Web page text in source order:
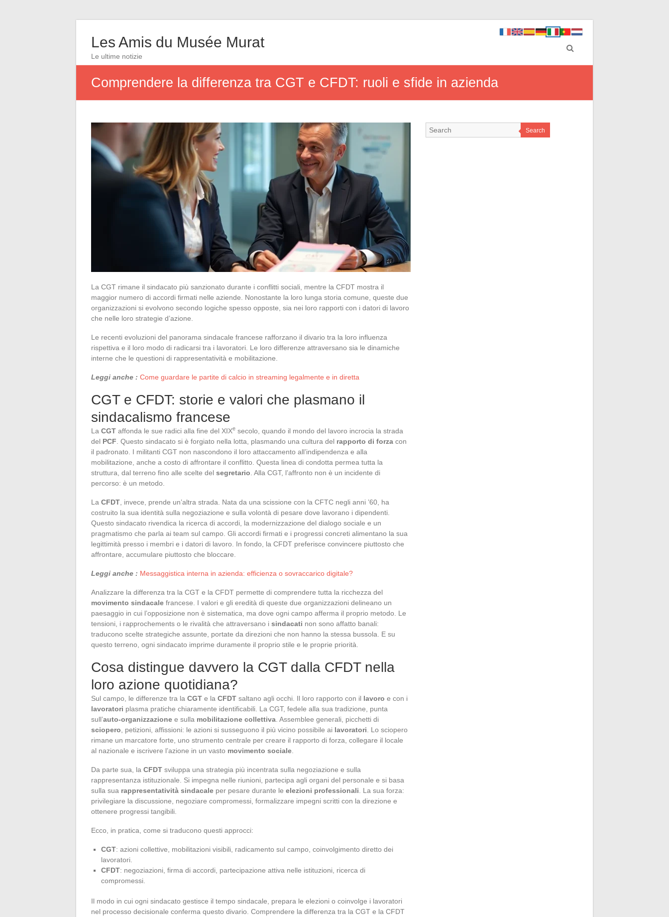
Les Amis du Musée Murat
Le ultime notizie
Comprendere la differenza tra CGT e CFDT: ruoli e sfide in azienda
La CGT rimane il sindacato più sanzionato durante i conflitti sociali, mentre la CFDT mostra il
maggior numero di accordi firmati nelle aziende. Nonostante la loro lunga storia comune, queste due
organizzazioni si evolvono secondo logiche spesso opposte, sia nei loro rapporti con i datori di lavoro
che nelle loro strategie d’azione.
Le recenti evoluzioni del panorama sindacale francese rafforzano il divario tra la loro influenza
rispettiva e il loro modo di radicarsi tra i lavoratori. Le loro differenze attraversano sia le dinamiche
interne che le questioni di rappresentatività e mobilitazione.
Leggi anche : Come guardare le partite di calcio in streaming legalmente e in diretta
CGT e CFDT: storie e valori che plasmano il
sindacalismo francese
La CGT affonda le sue radici alla fine del XIXe secolo, quando il mondo del lavoro incrocia la strada
del PCF . Questo sindacato si è forgiato nella lotta, plasmando una cultura del rapporto di forza con
il padronato. I militanti CGT non nascondono il loro attaccamento all’indipendenza e alla
mobilitazione, anche a costo di affrontare il conflitto. Questa linea di condotta permea tutta la
struttura, dal terreno fino alle scelte del segretario . Alla CGT, l’affronto non è un incidente di
percorso: è un metodo.
La CFDT , invece, prende un’altra strada. Nata da una scissione con la CFTC negli anni ’60, ha
costruito la sua identità sulla negoziazione e sulla volontà di pesare dove lavorano i dipendenti.
Questo sindacato rivendica la ricerca di accordi, la modernizzazione del dialogo sociale e un
pragmatismo che parla ai team sul campo. Gli accordi firmati e i progressi concreti alimentano la sua
legittimità presso i membri e i datori di lavoro. In fondo, la CFDT preferisce convincere piuttosto che
affrontare, accumulare piuttosto che bloccare.
Leggi anche : Messaggistica interna in azienda: efficienza o sovraccarico digitale?
Analizzare la differenza tra la CGT e la CFDT permette di comprendere tutta la ricchezza del
movimento sindacale francese. I valori e gli eredità di queste due organizzazioni delineano un
paesaggio in cui l’opposizione non è sistematica, ma dove ogni campo afferma il proprio metodo. Le
tensioni, i rapprochements o le rivalità che attraversano i sindacati non sono affatto banali:
traducono scelte strategiche assunte, portate da direzioni che non hanno la stessa bussola. E su
questo terreno, ogni sindacato imprime duramente il proprio stile e le proprie priorità.
Cosa distingue davvero la CGT dalla CFDT nella
loro azione quotidiana?
Sul campo, le differenze tra la CGT e la CFDT saltano agli occhi. Il loro rapporto con il lavoro e con i
lavoratori plasma pratiche chiaramente identificabili. La CGT, fedele alla sua tradizione, punta
sull’auto-organizzazione e sulla mobilitazione collettiva . Assemblee generali, picchetti di
sciopero , petizioni, affissioni: le azioni si susseguono il più vicino possibile ai lavoratori . Lo sciopero
rimane un marcatore forte, uno strumento centrale per creare il rapporto di forza, collegare il locale
al nazionale e iscrivere l’azione in un vasto movimento sociale
Da parte sua, la CFDT sviluppa una strategia più incentrata sulla negoziazione e sulla
rappresentanza istituzionale. Si impegna nelle riunioni, partecipa agli organi del personale e si basa
sulla sua rappresentatività sindacale per pesare durante le elezioni professionali . La sua forza:
privilegiare la discussione, negoziare compromessi, formalizzare impegni scritti con la direzione e
ottenere progressi tangibili.
Ecco, in pratica, come si traducono questi approcci:
CGT: azioni collettive, mobilitazioni visibili, radicamento sul campo, coinvolgimento diretto dei
lavoratori.
CFDT: negoziazioni, firma di accordi, partecipazione attiva nelle istituzioni, ricerca di
compromessi.
Il modo in cui ogni sindacato gestisce il tempo sindacale, prepara le elezioni o coinvolge i lavoratori
nel processo decisionale conferma questo divario. Comprendere la differenza tra la CGT e la CFDT
Search